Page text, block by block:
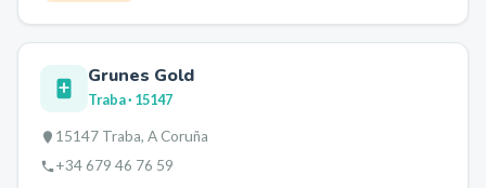
Grunes Gold
Traba· 15147
15147 Traba, A Coruña
+34 679 46 76 59